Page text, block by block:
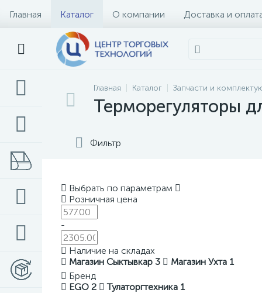
Главная Каталог О компании Доставка и
Главная Каталог Запчасти и
Терморегуляторы
Фильтр
Выбрать по параметрам
Розничная цена
-
Наличие на складах
Магазин Сыктывкар 3 Магазин Ухта 1
Бренд
EGO 2 Тулаторгтехника 1